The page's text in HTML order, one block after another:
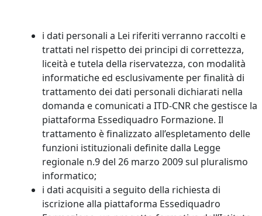
i dati personali a Lei riferiti verranno raccolti e
trattati nel rispetto dei principi di correttezza,
liceità e tutela della riservatezza, con modalità
informatiche ed esclusivamente per finalità di
trattamento dei dati personali dichiarati nella
domanda e comunicati a ITD-CNR che gestisce la
piattaforma Essediquadro Formazione. Il
trattamento è finalizzato all’espletamento delle
funzioni istituzionali definite dalla Legge
regionale n.9 del 26 marzo 2009 sul pluralismo
informatico;
i dati acquisiti a seguito della richiesta di
iscrizione alla piattaforma Essediquadro